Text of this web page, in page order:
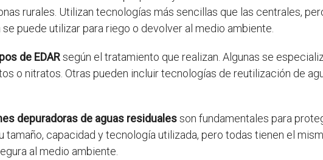
rurales. Utilizan tecnologías más sencillas que las centrales,
puede utilizar para riego o devolver al medio ambiente.
de EDARsegún el tratamiento que realizan. Algunas se
o nitratos. Otras pueden incluir tecnologías de reutilización de
depuradoras de aguas residualesson fundamentales para
tamaño, capacidad y tecnología utilizada, pero todas tienen el
al medio ambiente.